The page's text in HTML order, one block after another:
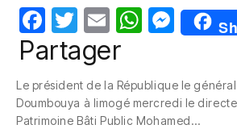
F
a
e
b
T
w
itt
er
E
m
W
s
A
M
e
e
n
Partager
Le président de la République le
Doumbouya à limogé mercredi le
Patrimoine Bâti Public Mohamed…